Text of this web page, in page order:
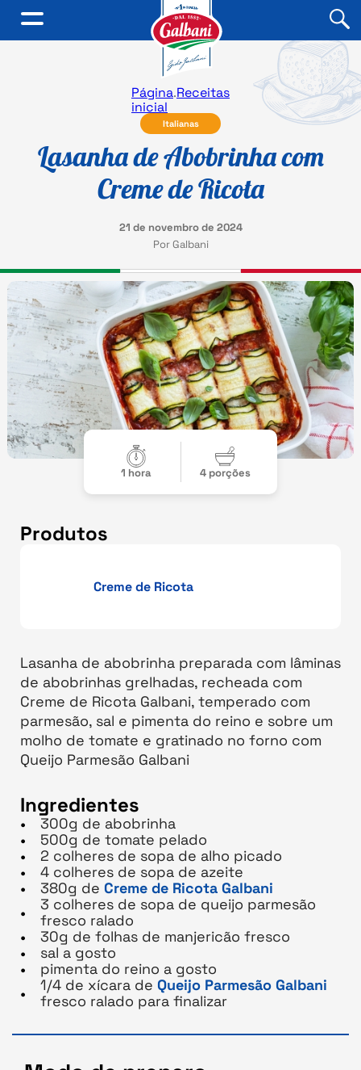
Página
inicial
.Receitas
Italianas
Lasanha de Abobrinha com
Creme de Ricota
21 de novembro de 2024
Por Galbani
1 hora 4 porções
Produtos
Creme de Ricota
Lasanha de abobrinha preparada com lâminas
de abobrinhas grelhadas, recheada com
Creme de Ricota Galbani, temperado com
parmesão, sal e pimenta do reino e sobre um
molho de tomate e gratinado no forno com
Queijo Parmesão Galbani
Ingredientes
300g de abobrinha
500g de tomate pelado
2 colheres de sopa de alho picado
4 colheres de sopa de azeite
380g de Creme de Ricota Galbani
3 colheres de sopa de queijo parmesão
fresco ralado
30g de folhas de manjericão fresco
sal a gosto
pimenta do reino a gosto
1/4 de xícara de Queijo Parmesão Galbani
fresco ralado para finalizar